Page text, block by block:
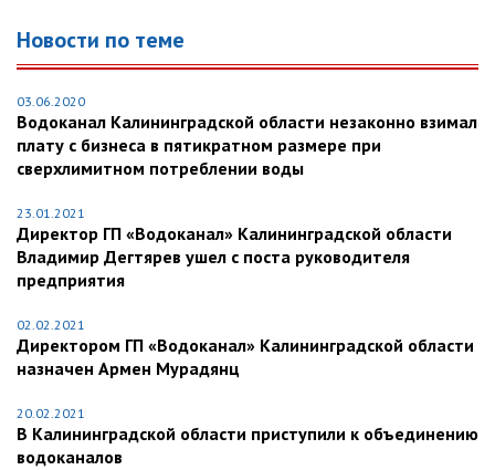
Новости по теме
03.06.2020
Водоканал Калининградской области незаконно взимал
плату с бизнеса в пятикратном размере при
сверхлимитном потреблении воды
23.01.2021
Директор ГП «Водоканал» Калининградской области
Владимир Дегтярев ушел с поста руководителя
предприятия
02.02.2021
Директором ГП «Водоканал» Калининградской области
назначен Армен Мурадянц
20.02.2021
В Калининградской области приступили к объединению
водоканалов